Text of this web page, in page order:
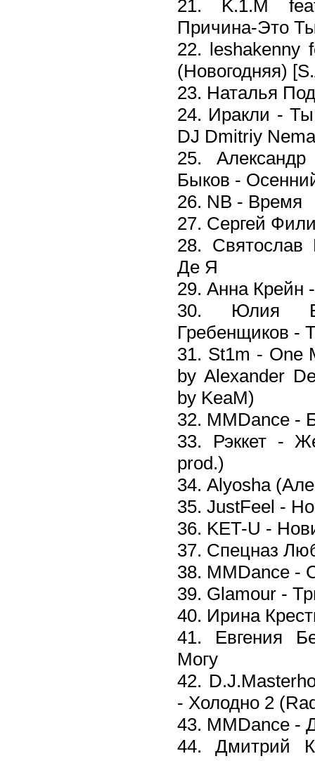
21. K.1.M
Причина-Это
22. leshakenny
(Новогодняя)
23. Наталья
24. Иракли -
DJ Dmitriy
25.
Быков -
26. NB - Время
27. Сергей
28. Святослав
Де Я
29. Анна Крейн
30. Юлия
Гребенщиков -
31. St1m - One
by Alexander
by KeaM)
32. MMDance -
33. Рэккет -
prod.)
34. Alyosha
35. JustFeel -
36. KET-U -
37. Спецназ
38. MMDance -
39. Glamour -
40. Ирина
41. Евгения
Могу
42.
- Холодно 2
43. MMDance -
44. Дмитрий